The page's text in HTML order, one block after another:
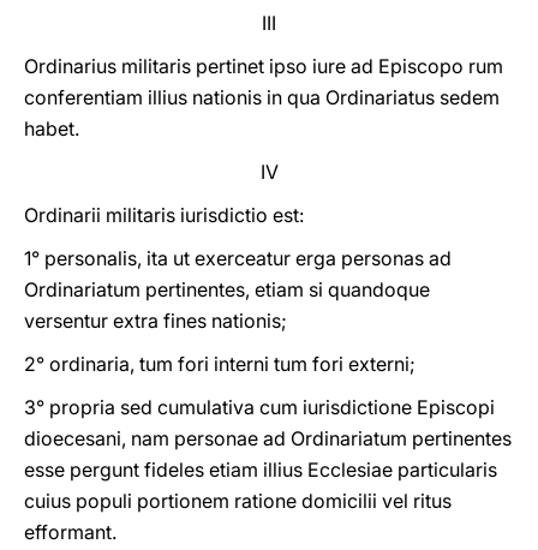
III
Ordinarius militaris pertinet ipso iure ad Episcopo rum
conferentiam illius nationis in qua Ordinariatus sedem
habet.
IV
Ordinarii militaris iurisdictio est:
1° personalis, ita ut exerceatur erga personas ad
Ordinariatum pertinentes, etiam si quandoque
versentur extra fines nationis;
2° ordinaria, tum fori interni tum fori externi;
3° propria sed cumulativa cum iurisdictione Episcopi
dioecesani, nam personae ad Ordinariatum pertinentes
esse pergunt fideles etiam illius Ecclesiae particularis
cuius populi portionem ratione domicilii vel ritus
efformant.